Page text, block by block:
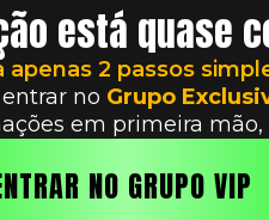
está quase
apenas 2 passos
no Grupo
em primeira mão,
NO GRUPO VIP